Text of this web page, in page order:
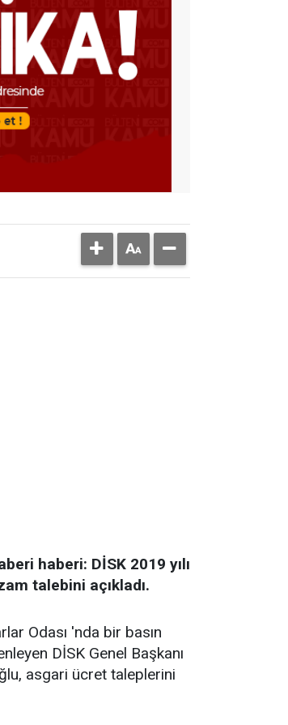
haberi: DİSK 2019 yılı
talebini açıkladı.
Odası 'nda bir basın
DİSK Genel Başkanı
asgari ücret taleplerini